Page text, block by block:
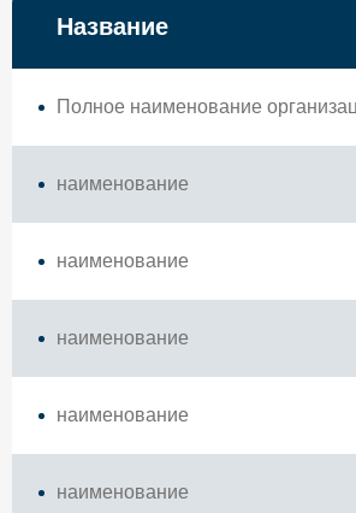
Название
Полное наименование
наименование
наименование
наименование
наименование
наименование